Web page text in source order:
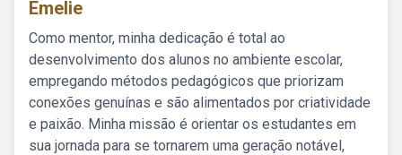
Emelie
Como mentor, minha dedicação é total ao
desenvolvimento dos alunos no ambiente escolar,
empregando métodos pedagógicos que priorizam
conexões genuínas e são alimentados por criatividade
e paixão. Minha missão é orientar os estudantes em
sua jornada para se tornarem uma geração notável,